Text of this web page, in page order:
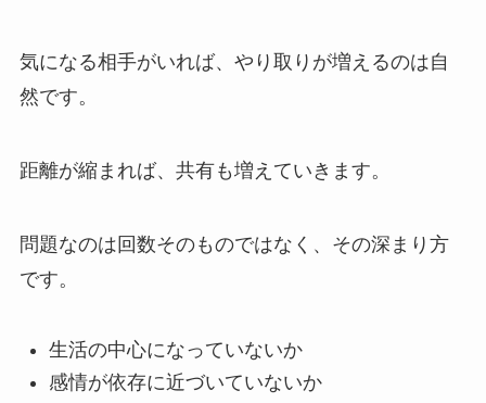
気になる相手がいれば、やり取りが増えるのは自
然です。
距離が縮まれば、共有も増えていきます。
問題なのは回数そのものではなく、その深まり方
です。
生活の中心になっていないか
感情が依存に近づいていないか